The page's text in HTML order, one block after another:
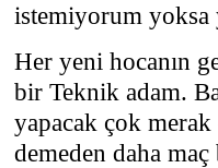
istemiyorum yoksa
Her yeni hocanın
bir Teknik adam.
yapacak çok
demeden daha maç